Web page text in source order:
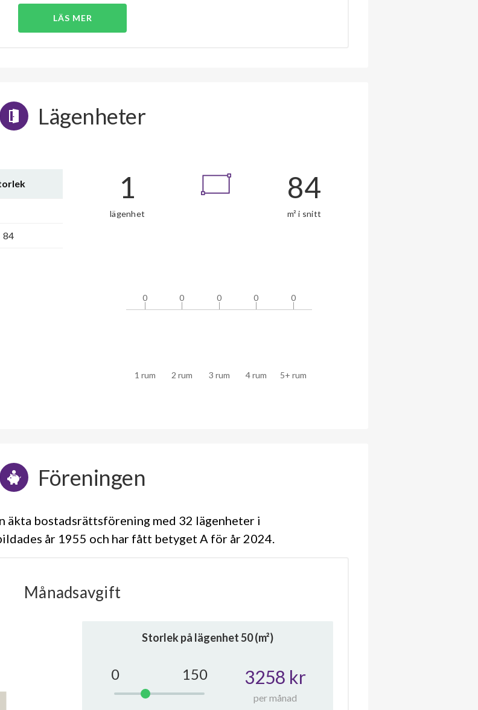
LÄS MER
Lägenheter
84
1
lägenhet
84
m² i snitt
1 rum 2 rum 3 rum 4 rum 5+ rum
0
0 0
0 0
0 0
0 0
0
Föreningen
äkta bostadsrättsförening med 32 lägenheter i
år 1955 och har fått betyget A för år 2024
Månadsavgift
Storlek på lägenhet50(m²)
0 150 3258 kr
per månad